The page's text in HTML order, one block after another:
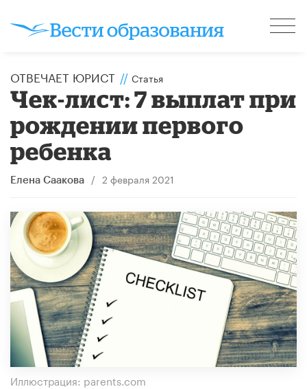
ОТВЕЧАЕТ ЮРИСТ // Статья
Чек-лист: 7 выплат при
рождении первого
ребенка
Елена Саакова / 2 февраля 2021
Иллюстрация: parents.com